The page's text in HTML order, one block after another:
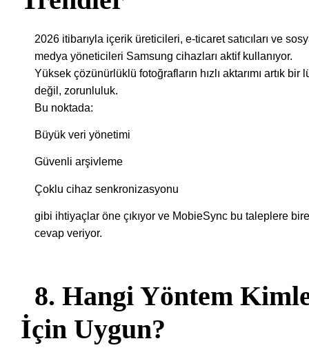
2026 itibarıyla içerik üreticileri, e-ticaret satıcıları ve
medya yöneticileri Samsung cihazları aktif kullanıyor.
Yüksek çözünürlüklü fotoğrafların hızlı aktarımı artık bir
değil, zorunluluk.
Bu noktada:
Büyük veri yönetimi
Güvenli arşivleme
Çoklu cihaz senkronizasyonu
gibi ihtiyaçlar öne çıkıyor ve MobieSync bu taleplere
cevap veriyor.
8. Hangi Yöntem
İçin Uygun?